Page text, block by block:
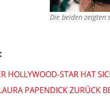
Die beiden zeigten
:
HOLLYWOOD-STAR HAT
PAPENDICK ZURÜCK